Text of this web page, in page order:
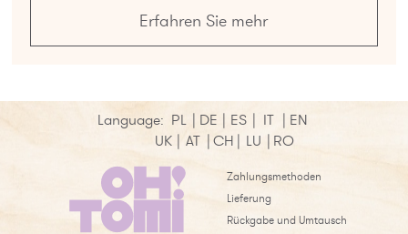
Erfahren Sie mehr
Language: PL | DE | ES | IT | EN
UK | AT | CH | LU | RO
Zahlungsmethoden
Lieferung
Rückgabe und Umtausch